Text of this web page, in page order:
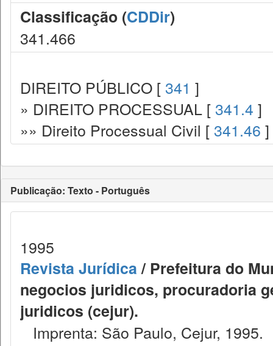
Classificação (CDDir)
341.466
DIREITO PÚBLICO [ 341 ]
» DIREITO PROCESSUAL [ 341.4 ]
»» Direito Processual Civil [ 341.46 ]
Publicação: Texto - Português
1995
Revista Jurídica/ Prefeitura do
negocios juridicos, procuradoria
juridicos (cejur).
Imprenta: São Paulo, Cejur, 1995.